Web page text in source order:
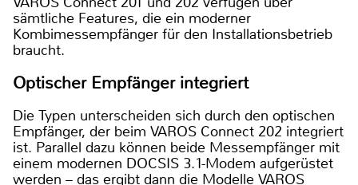
sämtliche Features, die ein moderner
Kombimessempfänger für den Installationsbetrieb
braucht.
Optischer Empfänger integriert
Die Typen unterscheiden sich durch den optischen
Empfänger, der beim VAROS Connect 202 integriert
ist. Parallel dazu können beide Messempfänger mit
einem modernen DOCSIS 3.1-Modem aufgerüstet
werden – das ergibt dann die Modelle VAROS